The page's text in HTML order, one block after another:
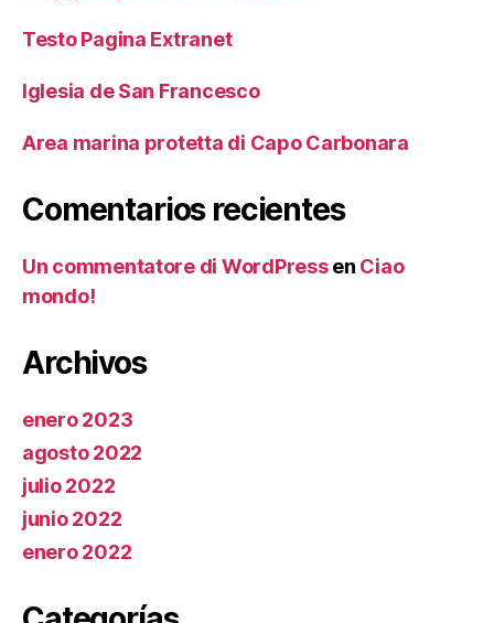
Testo Pagina Extranet
Iglesia de San Francesco
Area marina protetta di Capo Carbonara
Comentarios recientes
Un commentatore di WordPressen Ciao
mondo!
Archivos
enero 2023
agosto 2022
julio 2022
junio 2022
enero 2022